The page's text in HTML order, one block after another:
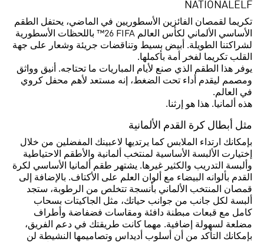
NATIONALELF
تكريما لقمصان الفائزين الأسطوريين في الماضي، يحتفل الطقم
الأساسي الألماني لكأس العالم FIFA ‏26™ باللحظات الأسطورية
لشراكتنا الطويلة. أبيض بسيط وتناقضات جريئة وشعار على جهة
القلب تكريما لفخر أمة بأكملها.
يوفر هذا الطقم الذي صنع لأيام المباريات ما تحتاجه. أنيق وواثق
ومصمم ليقدم أداء تحت الضغط، إنه مستعد لأهم محفل كروي
في العالم.
هذه ألمانيا. هذا هو إرثنا.
مثل أبطال كرة القدم الألمانية
بإمكانك ارتداء الملابس كما يرتديها لاعبينك المفضلين من خلال
إختيارت الألبسة الأساسية لمنتخب ألمانية والأطقم الاحتياطية
وألبسة التدريب والكثير غيرها. يشتهر طقم ألمانيا الأساسي لكرة
القدم بألوانه البيضاء مع ألوان العلم على الأكتاف. بالإضافة إلى
قمصان المنتخب الألماني بأنسجة تتخلص من الرطوبة، ستجد
ألبسة لكل جانب من جوانب حياتك، مثل الجاكيتات بسحاب
كامل مع قبعات مبطنة دافئة ومقاسات فضفاضة وأطراف
مضلعة لسهولة إضافية. مهما كانت طريقتك في دعم الفريق،
بإمكانك التأكد من أن أسلوب أديداس وتصاميمها النشيطة لن